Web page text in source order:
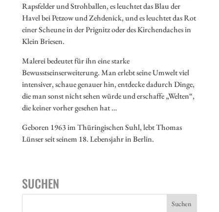
Rapsfelder und Strohballen, es leuchtet das Blau der
Havel bei Petzow und Zehdenick, und es leuchtet das Rot
einer Scheune in der Prignitz oder des Kirchendaches in
Klein Briesen.
Malerei bedeutet für ihn eine starke
Bewusstseinserweiterung. Man erlebt seine Umwelt viel
intensiver, schaue genauer hin, entdecke dadurch Dinge,
die man sonst nicht sehen würde und erschaffe „Welten“,
die keiner vorher gesehen hat …
Geboren 1963 im Thüringischen Suhl, lebt Thomas
Lünser seit seinem 18. Lebensjahr in Berlin.
SUCHEN